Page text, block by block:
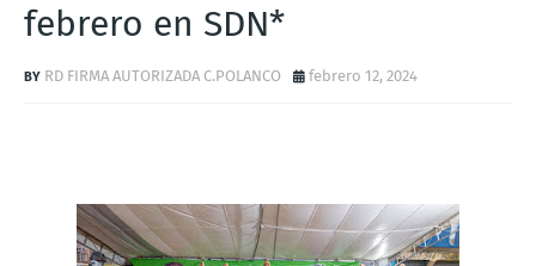
febrero en SDN*
RD FIRMA AUTORIZADA C.POLANCO febrero 12, 2024